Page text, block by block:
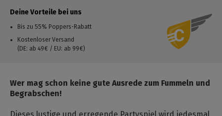
Deine Vorteile bei uns
Bis zu 55% Poppers-Rabatt
Kostenloser Versand
(DE: ab 49€ / EU: ab 99€)
Wer mag schon keine gute Ausrede zum Fummeln und
Begrabschen!